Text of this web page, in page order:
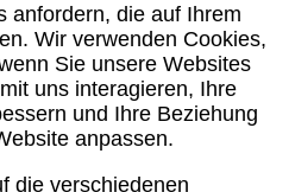
Suche
anfordern, die auf Ihrem
Wir verwenden Cookies,
Sie unsere Websites
uns interagieren, Ihre
und Ihre Beziehung
anpassen.
die verschiedenen